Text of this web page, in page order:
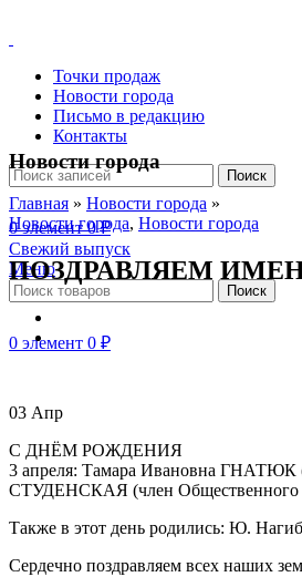
Точки продаж
Новости города
Письмо в редакцию
Контакты
Поиск
0элемент 0₽
Свежий выпуск
Меню
Поиск
0 элемент 0 ₽
Новости города
Главная » Новости города »
Новости города, Новости города
ПОЗДРАВЛЯЕМ
03 Апр
С ДНЁМ РОЖДЕНИЯ
3 апреля: Тамара Ивановна ГНАТЮК
СТУДЕНСКАЯ (член Общественного
Также в этот день родились: Ю.
Сердечно поздравляем всех наших